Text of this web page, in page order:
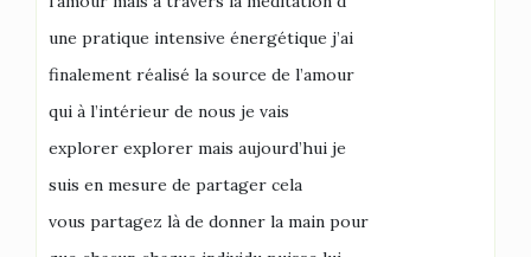
une pratique intensive énergétique j’ai
finalement réalisé la source de l’amour
qui à l’intérieur de nous je vais
explorer explorer mais aujourd’hui je
suis en mesure de partager cela
vous partagez là de donner la main pour